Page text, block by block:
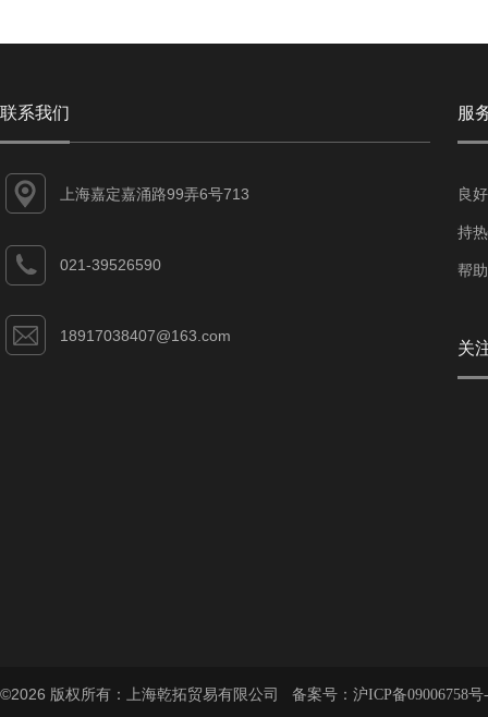
联系我们
上海嘉定嘉涌路99弄6号713
021-39526590
18917038407@163.com
服
良
持
帮
关
©2026 版权所有：上海乾拓贸易有限公司 备案号： 沪ICP备09006758号